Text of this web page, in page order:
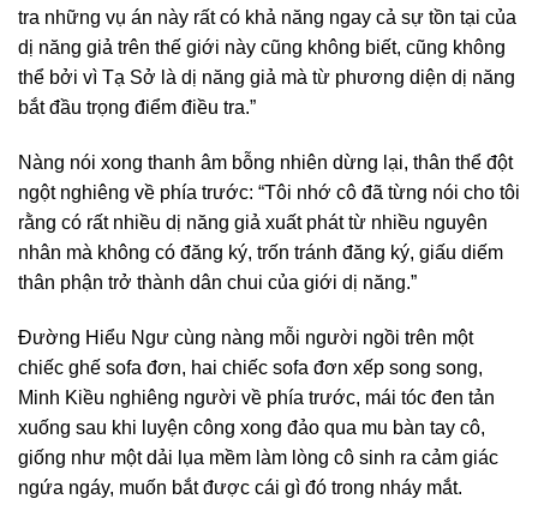
tra những vụ án này rất có khả năng ngay cả sự tồn tại của
dị năng giả trên thế giới này cũng không biết, cũng không
thể bởi vì Tạ Sở là dị năng giả mà từ phương diện dị năng
bắt đầu trọng điểm điều tra.”
Nàng nói xong thanh âm bỗng nhiên dừng lại, thân thể đột
ngột nghiêng về phía trước: “Tôi nhớ cô đã từng nói cho tôi
rằng có rất nhiều dị năng giả xuất phát từ nhiều nguyên
nhân mà không có đăng ký, trốn tránh đăng ký, giấu diếm
thân phận trở thành dân chui của giới dị năng.”
Đường Hiểu Ngư cùng nàng mỗi người ngồi trên một
chiếc ghế sofa đơn, hai chiếc sofa đơn xếp song song,
Minh Kiều nghiêng người về phía trước, mái tóc đen tản
xuống sau khi luyện công xong đảo qua mu bàn tay cô,
giống như một dải lụa mềm làm lòng cô sinh ra cảm giác
ngứa ngáy, muốn bắt được cái gì đó trong nháy mắt.